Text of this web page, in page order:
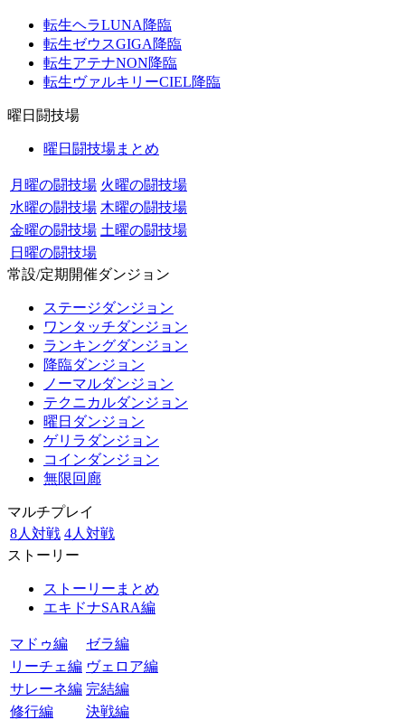
転生ヘラLUNA降臨
転生ゼウスGIGA降臨
転生アテナNON降臨
転生ヴァルキリーCIEL降臨
曜日闘技場
曜日闘技場まとめ
月曜の闘技場 火曜の闘技場
水曜の闘技場 木曜の闘技場
金曜の闘技場 土曜の闘技場
日曜の闘技場
常設/定期開催ダンジョン
ステージダンジョン
ワンタッチダンジョン
ランキングダンジョン
降臨ダンジョン
ノーマルダンジョン
テクニカルダンジョン
曜日ダンジョン
ゲリラダンジョン
コインダンジョン
無限回廊
マルチプレイ
8人対戦 4人対戦
ストーリー
ストーリーまとめ
エキドナSARA編
マドゥ編
ゼラ編
リーチェ編 ヴェロア編
サレーネ編 完結編
修行編
決戦編